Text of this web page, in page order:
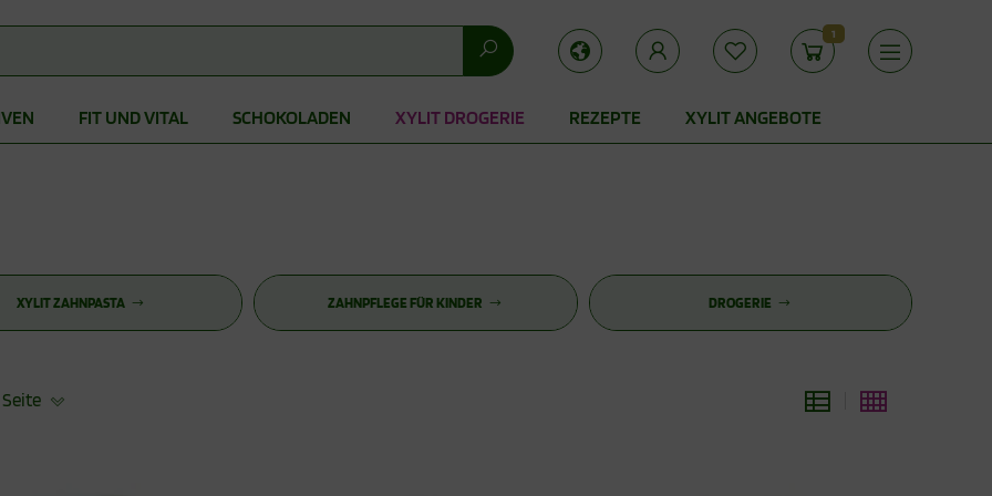
1
FIT UND VITAL SCHOKOLADEN XYLIT DROGERIE REZEPTE XYLIT ANGEBOTE
XYLIT ZAHNPASTA ZAHNPFLEGE FÜR KINDER DROGERIE